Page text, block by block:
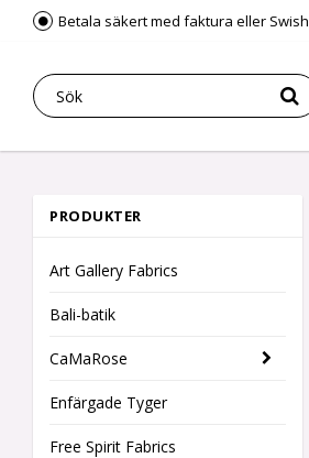
Betala säkert med faktura eller Swish
PRODUKTER
Art Gallery Fabrics
Bali-batik
CaMaRose
Enfärgade Tyger
Free Spirit Fabrics